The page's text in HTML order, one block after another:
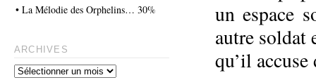
un espace
autre soldat
qu’il
• La Mélodie des Orphelins… 30%
ARCHIVES